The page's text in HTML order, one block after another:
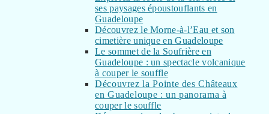
ses paysages époustouflants en
Guadeloupe
Découvrez le Morne-à-l’Eau et son
cimetière unique en Guadeloupe
Le sommet de la Soufrière en
Guadeloupe : un spectacle volcanique
à couper le souffle
Découvrez la Pointe des Châteaux
en Guadeloupe : un panorama à
couper le souffle